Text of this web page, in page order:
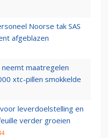
Noorse tak SAS
afgeblazen
neemt maatregelen
xtc-pillen smokkelde
leverdoelstelling en
verder groeien